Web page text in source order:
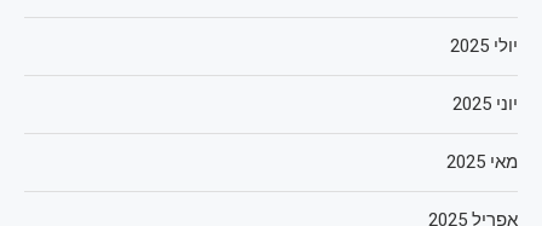
יולי 2025
יוני 2025
מאי 2025
אפריל 2025